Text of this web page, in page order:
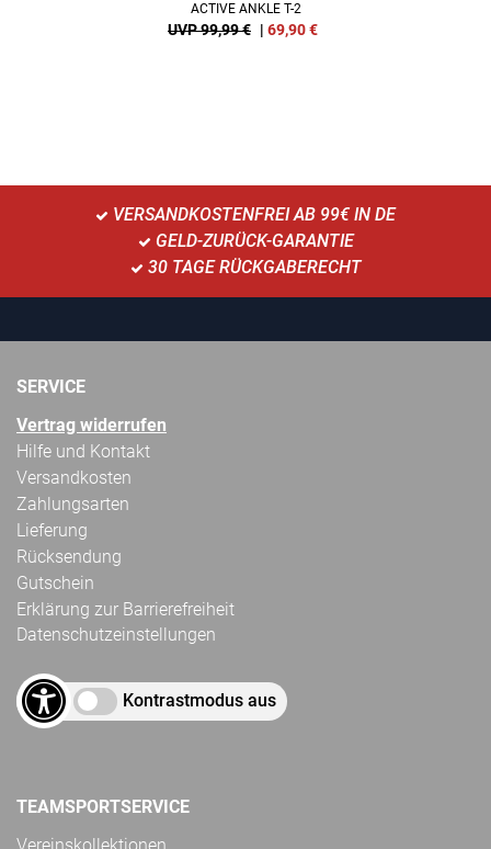
ACTIVE ANKLE T-2
UVP 99,99 € | 69,90€
VERSANDKOSTENFREI AB 99€ IN DE
GELD-ZURÜCK-GARANTIE
30 TAGE RÜCKGABERECHT
SERVICE
Vertrag widerrufen
Hilfe und Kontakt
Versandkosten
Zahlungsarten
Lieferung
Rücksendung
Gutschein
Erklärung zur Barrierefreiheit
Datenschutzeinstellungen
Kontrastmodus aus
TEAMSPORTSERVICE